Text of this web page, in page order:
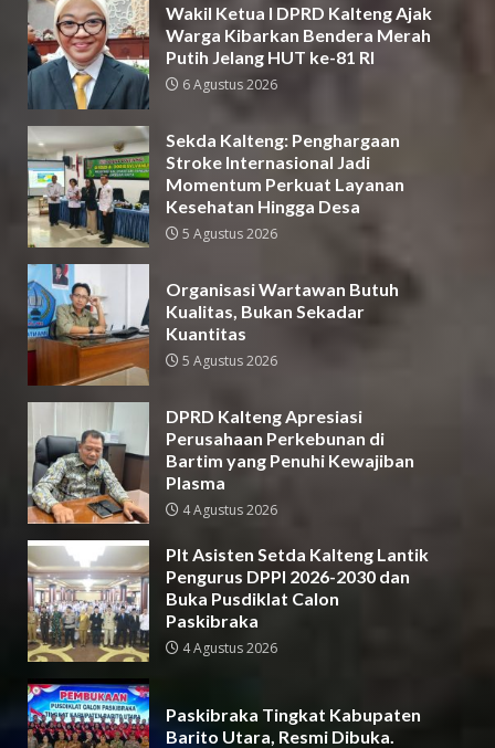
Wakil Ketua I DPRD Kalteng Ajak
Warga Kibarkan Bendera Merah
Putih Jelang HUT ke-81 RI
6 Agustus 2026
Sekda Kalteng: Penghargaan
Stroke Internasional Jadi
Momentum Perkuat Layanan
Kesehatan Hingga Desa
5 Agustus 2026
Organisasi Wartawan Butuh
Kualitas, Bukan Sekadar
Kuantitas
5 Agustus 2026
DPRD Kalteng Apresiasi
Perusahaan Perkebunan di
Bartim yang Penuhi Kewajiban
Plasma
4 Agustus 2026
Plt Asisten Setda Kalteng Lantik
Pengurus DPPI 2026-2030 dan
Buka Pusdiklat Calon
Paskibraka
4 Agustus 2026
Paskibraka Tingkat Kabupaten
Barito Utara, Resmi Dibuka.